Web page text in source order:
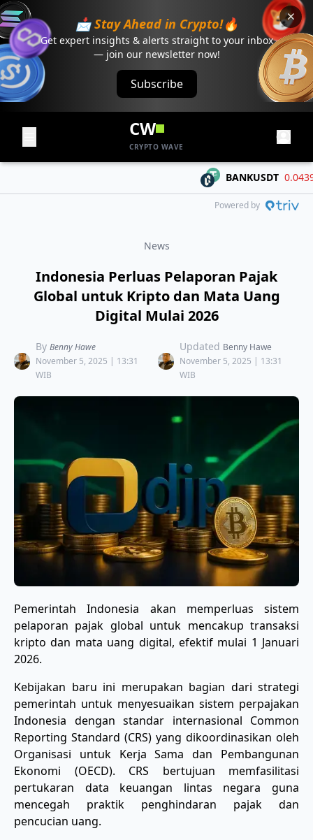
📩 Stay Ahead in Crypto!🔥
Get expert insights & alerts straight to your inbox
— join our newsletter now!
Subscribe
CW
CRYPTO WAVE
BANKUSDT 0.04394
Powered by
News
Indonesia Perluas Pelaporan Pajak
Global untuk Kripto dan Mata Uang
Digital Mulai 2026
By Benny Hawe
November 5, 2025 | 13:31
WIB
Updated Benny Hawe
November 5, 2025 | 13:31
WIB
Pemerintah Indonesia akan memperluas sistem
pelaporan pajak global untuk mencakup transaksi
kripto dan mata uang digital, efektif mulai 1 Januari
2026.
Kebijakan baru ini merupakan bagian dari strategi
pemerintah untuk menyesuaikan sistem perpajakan
Indonesia dengan standar internasional Common
Reporting Standard (CRS) yang dikoordinasikan oleh
Organisasi untuk Kerja Sama dan Pembangunan
Ekonomi (OECD). CRS bertujuan memfasilitasi
pertukaran data keuangan lintas negara guna
mencegah praktik penghindaran pajak dan
pencucian uang.